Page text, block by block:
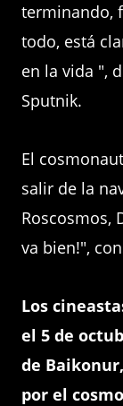
terminando,
todo, está
en la vida ",
Sputnik.
El
salir de la
Roscosmos,
va bien!",
Los
el 5 de
de
por el